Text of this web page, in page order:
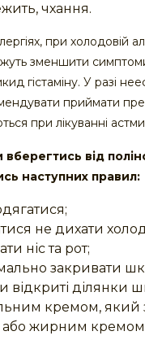
чхання.
при холодовій
зменшити
гістаміну. У разі
приймати
при лікуванні
від
наступних правил:
не дихати
ніс та рот;
закривати
відкриті ділянки
кремом, який
або жирним